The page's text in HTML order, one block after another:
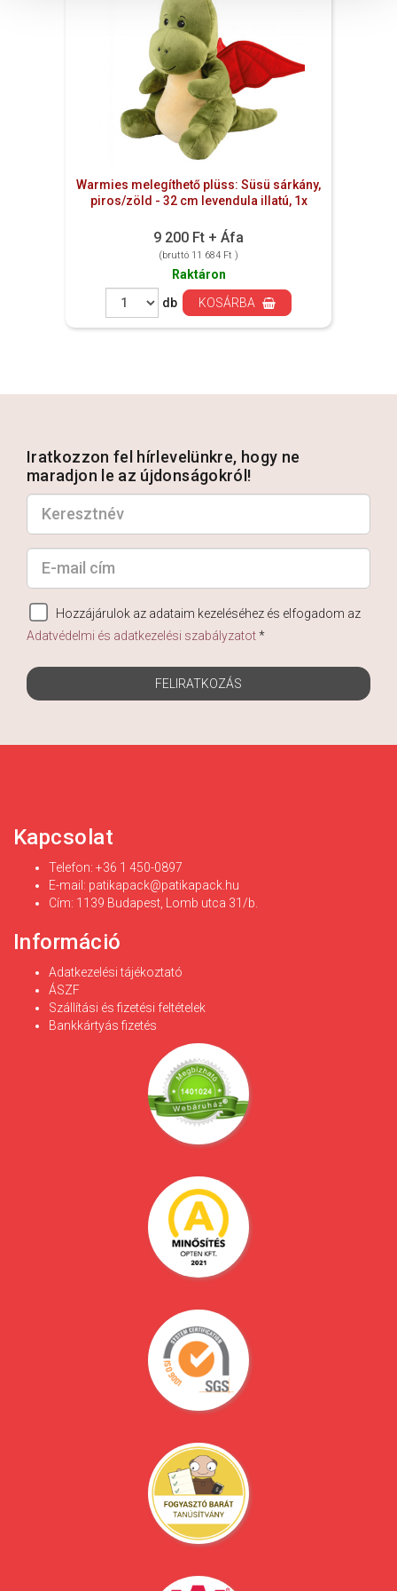
Warmies melegíthető plüss: Süsü sárkány,
piros/zöld - 32 cm levendula illatú, 1x
9 200 Ft + Áfa
(bruttó 11 684 Ft )
Raktáron
db
KOSÁRBA
Iratkozzon fel hírlevelünkre, hogy ne
maradjon le az újdonságokról!
Hozzájárulok az adataim kezeléséhez és elfogadom az
Adatvédelmi és adatkezelési szabályzatot*
FELIRATKOZÁS
Kapcsolat
Telefon: +36 1 450-0897
E-mail: patikapack@patikapack.hu
Cím: 1139 Budapest, Lomb utca 31/b.
Információ
Adatkezelési tájékoztató
ÁSZF
Szállítási és fizetési feltételek
Bankkártyás fizetés